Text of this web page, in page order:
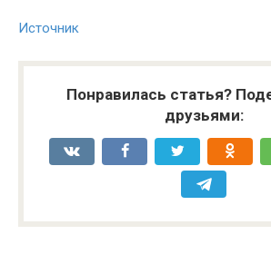
Источник
Понравилась статья?
друзьями: